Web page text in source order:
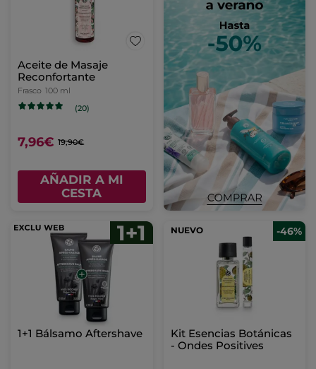
Aceite de Masaje
Reconfortante
Frasco 100 ml
(20)
7,96€ 19,90€
AÑADIR A MI
CESTA
1+1 Bálsamo Aftershave
NUEVO -46%
Kit Esencias Botánicas
- Ondes Positives